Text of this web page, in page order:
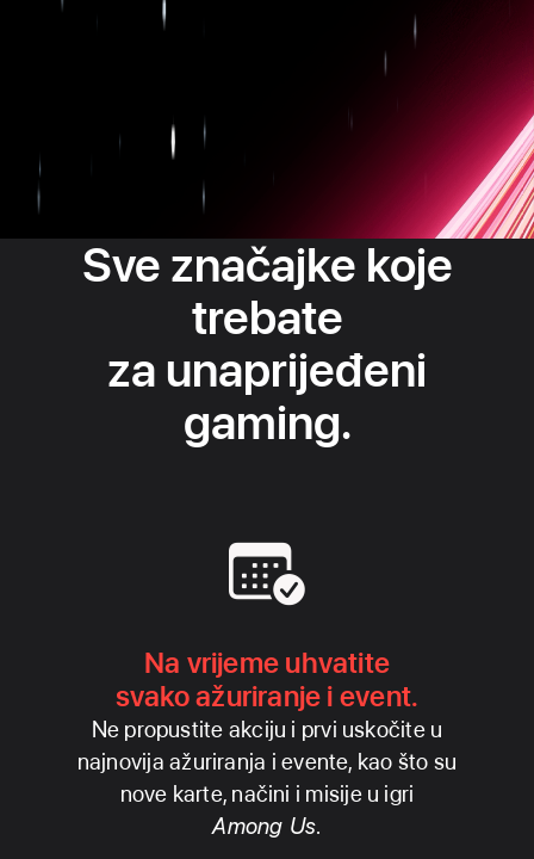
Sve značajke koje
trebate
za unaprijeđeni
gaming.
Na vrijeme uhvatite
svako ažuriranje i event.
Ne propustite akciju i prvi uskočite u
najnovija ažuriranja i evente, kao što su
nove karte, načini i misije u igri
Among Us.